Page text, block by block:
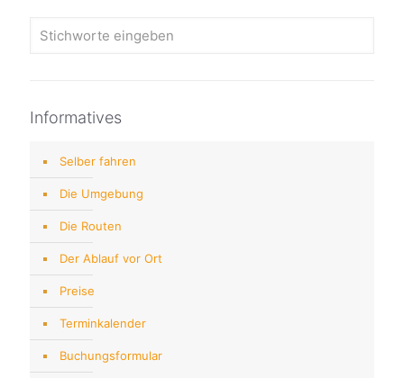
Informatives
Selber fahren
Die Umgebung
Die Routen
Der Ablauf vor Ort
Preise
Terminkalender
Buchungsformular